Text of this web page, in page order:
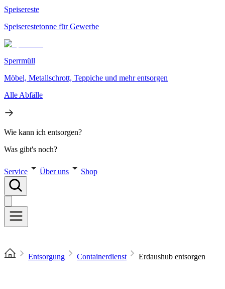
Speisereste
Speiserestetonne für Gewerbe
Sperrmüll
Möbel, Metallschrott, Teppiche und mehr entsorgen
Alle Abfälle
Wie kann ich entsorgen?
Was gibt's noch?
Service Über uns Shop
Entsorgung Containerdienst Erdaushub entsorgen